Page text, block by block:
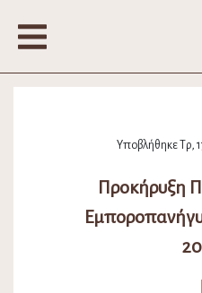
Υποβλήθηκε Τρ,
Προκήρυξη